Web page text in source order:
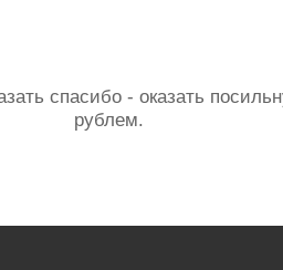
спасибо - оказать
рублем.